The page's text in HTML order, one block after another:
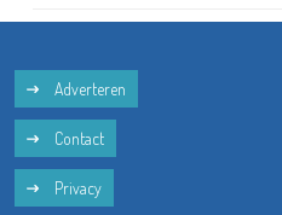
Adverteren
Contact
Privacy